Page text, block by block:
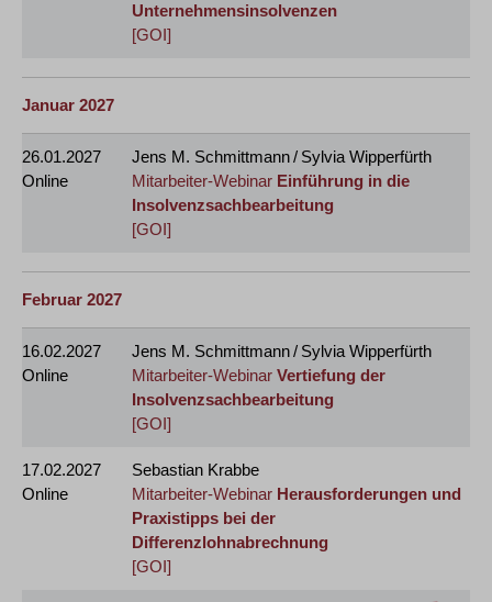
Unternehmensinsolvenzen
[GOI]
Januar 2027
26.01.2027
Online
Jens M. Schmittmann / Sylvia Wipperfürth
Mitarbeiter-Webinar Einführung in die
Insolvenzsachbearbeitung
[GOI]
Februar 2027
16.02.2027
Online
Jens M. Schmittmann / Sylvia Wipperfürth
Mitarbeiter-Webinar Vertiefung der
Insolvenzsachbearbeitung
[GOI]
17.02.2027
Online
Sebastian Krabbe
Mitarbeiter-Webinar Herausforderungen und
Praxistipps bei der
Differenzlohnabrechnung
[GOI]